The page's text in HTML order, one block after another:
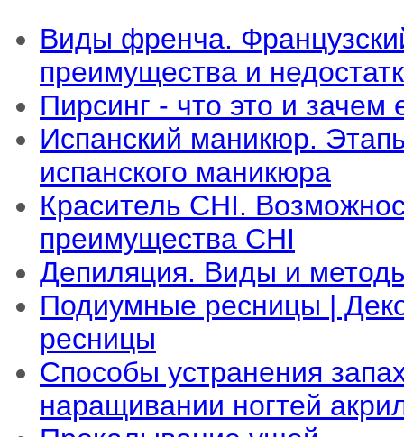
Виды френча.
преимущества и
Пирсинг - что это и зачем
Испанский маникюр.
испанского маникюра
Краситель CHI.
преимущества CHI
Депиляция. Виды и
Подиумные ресницы |
ресницы
Способы устранения
наращивании ногтей